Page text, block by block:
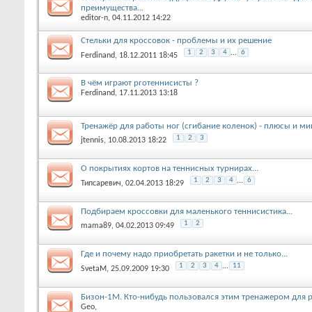
преимущества...
editor-n, 04.11.2012 14:22
Стельки для кроссовок - проблемы и их решение
Ferdinand, 18.12.2011 18:45 1 2 3 4 ... 6
В чём играют proтеннисисты ?
Ferdinand, 17.11.2013 13:18
Тренажёр для работы ног (сгибание коленок) - плюсы и
jtennis, 10.08.2013 18:22 1 2 3
О покрытиях кортов на теннисных турнирах...
Типсаревич, 02.04.2013 18:29 1 2 3 4 ... 6
Подбираем кроссовки для маленького теннисистика...
mama89, 04.02.2013 09:49 1 2
Где и почему надо приобретать ракетки и не только...
SvetaM, 25.09.2009 19:30 1 2 3 4 ... 11
Бизон-1М. Кто-нибудь пользовался этим тренажером для
Geo,